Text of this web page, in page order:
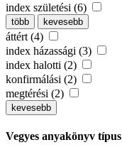
index születési (6)
több kevesebb
áttért (4)
index házassági (3)
index halotti (2)
konfirmálási (2)
megtérési (2)
kevesebb
Vegyes anyakönyv típus